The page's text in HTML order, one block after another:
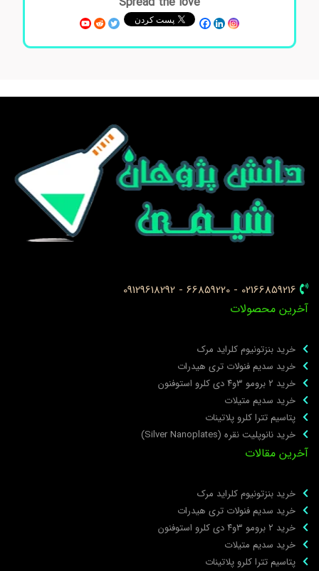
02166859216 - 66859220 - 09129618292
محصولات
خرید بنزتونیوم کلراید مرک
خرید سدیم فنولات تری هیدرات
خرید ۲ برومو ۳و۴ دی‌ کلرو استوفنون
خرید سدیم متیلات
پتاسیم تترا کلرو پلاتینات
خرید نانوپلیت نقره (Silver Nanoplates)
مقالات
خرید بنزتونیوم کلراید مرک
خرید سدیم فنولات تری هیدرات
خرید ۲ برومو ۳و۴ دی‌ کلرو استوفنون
خرید سدیم متیلات
پتاسیم تترا کلرو پلاتینات